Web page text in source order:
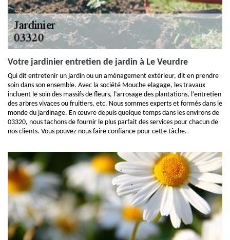
Votre jardinier entretien de jardin à Le Veurdre
Qui dit entretenir un jardin ou un aménagement extérieur, dit en prendre
soin dans son ensemble. Avec la société Mouche elagage, les travaux
incluent le soin des massifs de fleurs, l’arrosage des plantations, l’entretien
des arbres vivaces ou fruitiers, etc. Nous sommes experts et formés dans le
monde du jardinage. En œuvre depuis quelque temps dans les environs de
03320, nous tachons de fournir le plus parfait des services pour chacun de
nos clients. Vous pouvez nous faire confiance pour cette tâche.